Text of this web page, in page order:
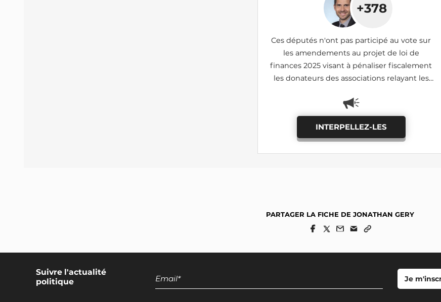
végétales
Encadrement des discours européens
+378
Ces députés n'ont pas participé au vote sur
les amendements au projet de loi de
finances 2025 visant à pénaliser fiscalement
les donateurs des associations relayant les
adoptés)
INTERPELLEZ-LES
PARTAGER LA FICHE DE JONATHAN GERY
Suivre l'actualité
politique